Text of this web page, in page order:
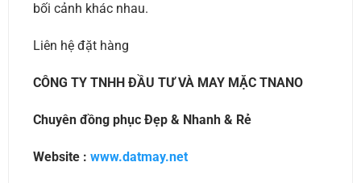
bối cảnh khác nhau.
Liên hệ đặt hàng
CÔNG TY TNHH ĐẦU TƯ VÀ MAY MẶC TNANO
Chuyên đồng phục Đẹp & Nhanh & Rẻ
Website : www.datmay.net